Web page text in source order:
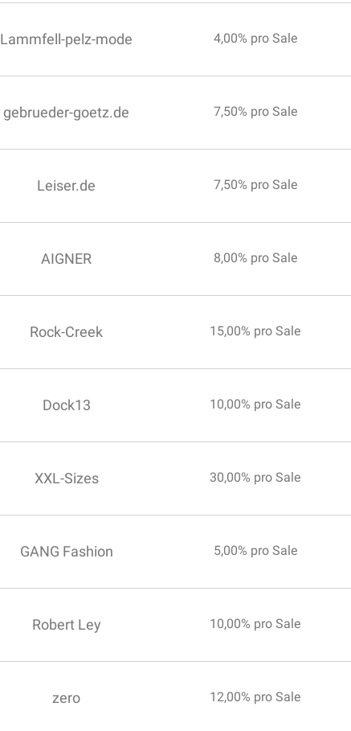
Lammfell-pelz-mode 4,00% pro Sale
gebrueder-goetz.de 7,50% pro Sale
Leiser.de 7,50% pro Sale
AIGNER 8,00% pro Sale
Rock-Creek 15,00% pro Sale
Dock13 10,00% pro Sale
XXL-Sizes 30,00% pro Sale
GANG Fashion 5,00% pro Sale
Robert Ley 10,00% pro Sale
zero 12,00% pro Sale